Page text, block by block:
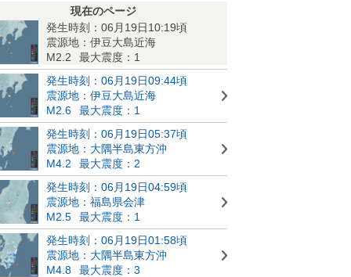
現在のページ
発生時刻：06月19日10:19頃
震源地：伊豆大島近海
M2.2
最大震度：1
発生時刻：06月19日09:44頃
震源地：伊豆大島近海
M2.6
最大震度：1
発生時刻：06月19日05:37頃
震源地：大隅半島東方沖
M4.2
最大震度：2
発生時刻：06月19日04:59頃
震源地：福島県会津
M2.5
最大震度：1
発生時刻：06月19日01:58頃
震源地：大隅半島東方沖
M4.8
最大震度：3